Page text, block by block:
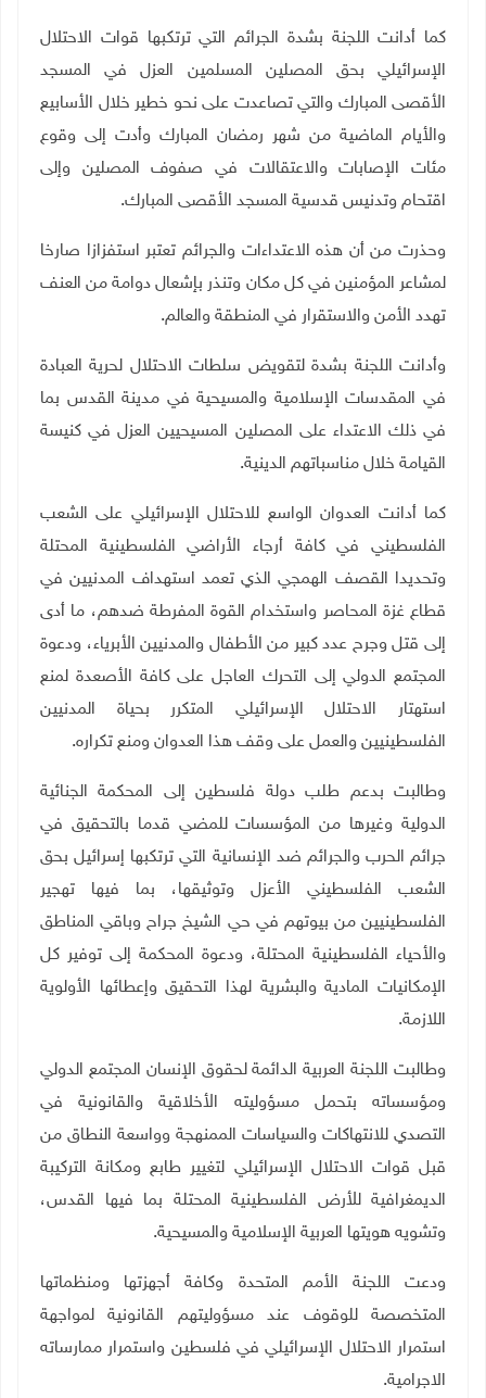
كما أدانت اللجنة بشدة الجرائم التي ترتكبها قوات الاحتلال
الإسرائيلي بحق المصلين المسلمين العزل في المسجد
الأقصى المبارك والتي تصاعدت على نحو خطير خلال الأسابيع
والأيام الماضية من شهر رمضان المبارك وأدت إلى وقوع
مئات الإصابات والاعتقالات في صفوف المصلين وإلى
اقتحام وتدنيس قدسية المسجد الأقصى المبارك.
وحذرت من أن هذه الاعتداءات والجرائم تعتبر استفزازا صارخا
لمشاعر المؤمنين في كل مكان وتنذر بإشعال دوامة من العنف
تهدد الأمن والاستقرار في المنطقة والعالم.
وأدانت اللجنة بشدة لتقويض سلطات الاحتلال لحرية العبادة
في المقدسات الإسلامية والمسيحية في مدينة القدس بما
في ذلك الاعتداء على المصلين المسيحيين العزل في كنيسة
القيامة خلال مناسباتهم الدينية.
كما أدانت العدوان الواسع للاحتلال الإسرائيلي على الشعب
الفلسطيني في كافة أرجاء الأراضي الفلسطينية المحتلة
وتحديدا القصف الهمجي الذي تعمد استهداف المدنيين في
قطاع غزة المحاصر واستخدام القوة المفرطة ضدهم، ما أدى
إلى قتل وجرح عدد كبير من الأطفال والمدنيين الأبرياء، ودعوة
المجتمع الدولي إلى التحرك العاجل على كافة الأصعدة لمنع
استهتار الاحتلال الإسرائيلي المتكرر بحياة المدنيين
الفلسطينيين والعمل على وقف هذا العدوان ومنع تكراره.
وطالبت بدعم طلب دولة فلسطين إلى المحكمة الجنائية
الدولية وغيرها من المؤسسات للمضي قدما بالتحقيق في
جرائم الحرب والجرائم ضد الإنسانية التي ترتكبها إسرائيل بحق
الشعب الفلسطيني الأعزل وتوثيقها، بما فيها تهجير
الفلسطينيين من بيوتهم في حي الشيخ جراح وباقي المناطق
والأحياء الفلسطينية المحتلة، ودعوة المحكمة إلى توفير كل
الإمكانيات المادية والبشرية لهذا التحقيق وإعطائها الأولوية
اللازمة.
وطالبت اللجنة العربية الدائمة لحقوق الإنسان المجتمع الدولي
ومؤسساته بتحمل مسؤوليته الأخلاقية والقانونية في
التصدي للانتهاكات والسياسات الممنهجة وواسعة النطاق من
قبل قوات الاحتلال الإسرائيلي لتغيير طابع ومكانة التركيبة
الديمغرافية للأرض الفلسطينية المحتلة بما فيها القدس،
وتشويه هويتها العربية الإسلامية والمسيحية.
ودعت اللجنة الأمم المتحدة وكافة أجهزتها ومنظماتها
المتخصصة للوقوف عند مسؤوليتهم القانونية لمواجهة
استمرار الاحتلال الإسرائيلي في فلسطين واستمرار ممارساته
الاجرامية.